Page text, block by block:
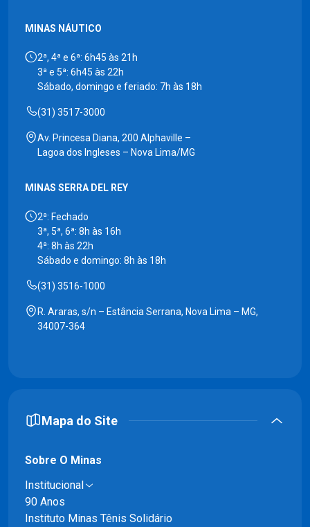
MINAS NÁUTICO
2ª, 4ª e 6ª: 6h45 às 21h
3ª e 5ª: 6h45 às 22h
Sábado, domingo e feriado: 7h às 18h
(31) 3517-3000
Av. Princesa Diana, 200 Alphaville –
Lagoa dos Ingleses – Nova Lima/MG
MINAS SERRA DEL REY
2ª: Fechado
3ª, 5ª, 6ª: 8h às 16h
4ª: 8h às 22h
Sábado e domingo: 8h às 18h
(31) 3516-1000
R. Araras, s/n – Estância Serrana, Nova Lima – MG,
34007-364
Mapa do Site
Sobre O Minas
Institucional
90 Anos
Instituto Minas Tênis Solidário